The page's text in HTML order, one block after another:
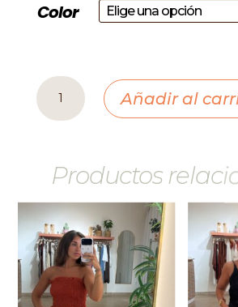
Color
pantalon
bombacho
cantidad
Añadir al
Productos